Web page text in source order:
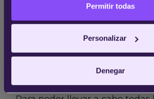
Permitir todas
Personalizar
Denegar
, de tal forma que
¿Qué te ha parecido este
funciones? Comenta y